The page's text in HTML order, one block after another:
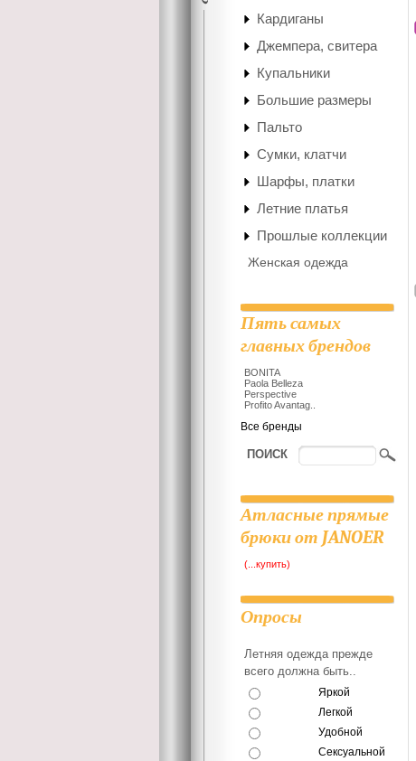
Кардиганы
Джемпера, свитера
Купальники
Большие размеры
Пальто
Сумки, клатчи
Шарфы, платки
Летние платья
Прошлые коллекции
Женская одежда
Пять самых
главных брендов
BONITA
Paola Belleza
Perspective
Profito Avantag..
Все бренды
ПОИСК
Атласные прямые
брюки от JANOER
(...купить)
Опросы
Летняя одежда прежде
всего должна быть..
Яркой
Легкой
Удобной
Сексуальной